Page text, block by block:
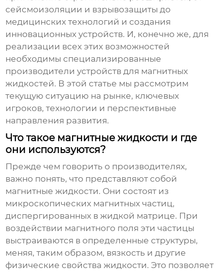
сейсмоизоляции и взрывозащиты до
медицинских технологий и создания
инновационных устройств. И, конечно же, для
реализации всех этих возможностей
необходимы специализированные
производители устройств для магнитных
жидкостей. В этой статье мы рассмотрим
текущую ситуацию на рынке, ключевых
игроков, технологии и перспективные
направления развития.
Что такое магнитные жидкости и где
они используются?
Прежде чем говорить о производителях,
важно понять, что представляют собой
магнитные жидкости. Они состоят из
микроскопических магнитных частиц,
диспергированных в жидкой матрице. При
воздействии магнитного поля эти частицы
выстраиваются в определенные структуры,
меняя, таким образом, вязкость и другие
физические свойства жидкости. Это позволяет